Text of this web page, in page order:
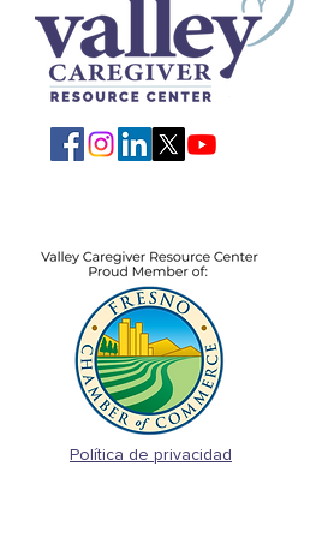
Regresar al trabajo
Política de privacidad